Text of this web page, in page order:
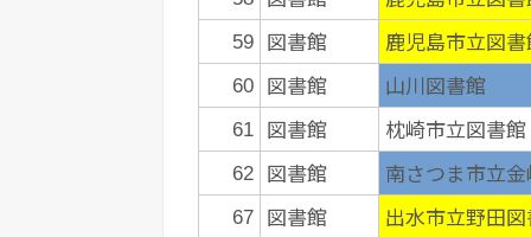
59 図書館 鹿児島市立図
60 図書館 山川図書館
61 図書館 枕崎市立図書館
62 図書館 南さつま市立
67 図書館 出水市立野田